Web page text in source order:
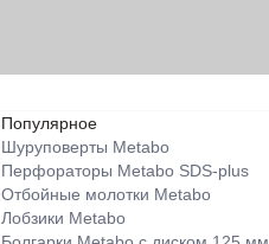
Популярное
Шуруповерты Metabo
Перфораторы Metabo SDS-plus
Отбойные молотки Metabo
Лобзики Metabo